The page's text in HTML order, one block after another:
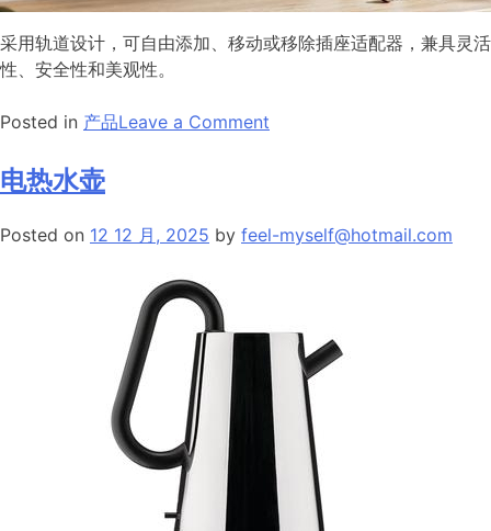
采用轨道设计，可自由添加、移动或移除插座适配器，兼具灵活
性、安全性和美观性。
Posted in 产品Leave a Comment
道
电热水壶
Posted on 12 12 月, 2025 by feel-myself@hotmail.com